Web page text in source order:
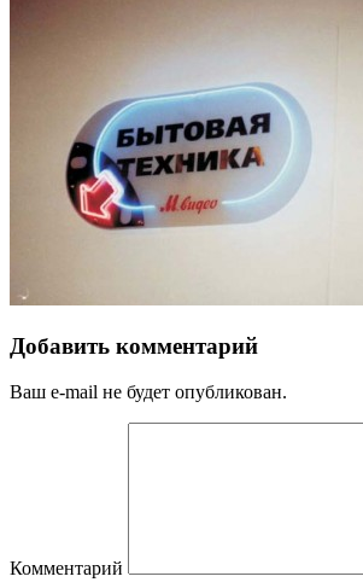
Добавить комментарий
Ваш e-mail не будет опубликован.
Комментарий